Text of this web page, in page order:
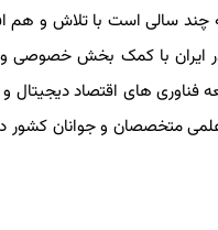
سالی است با تلاش و هم
ایران با کمک بخش خصوصی و
توسعه فناوری های اقتصاد
متخصصان و جوانان کشور